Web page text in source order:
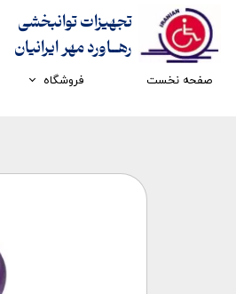
تجهیزات توانبخشی
​​​​​​​رهــاورد مهر ایرانیان
صفحه نخست فروشگاه
تجهیزات کار درمانی